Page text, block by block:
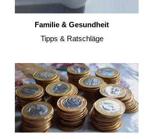
Familie & Gesundheit
Tipps & Ratschläge